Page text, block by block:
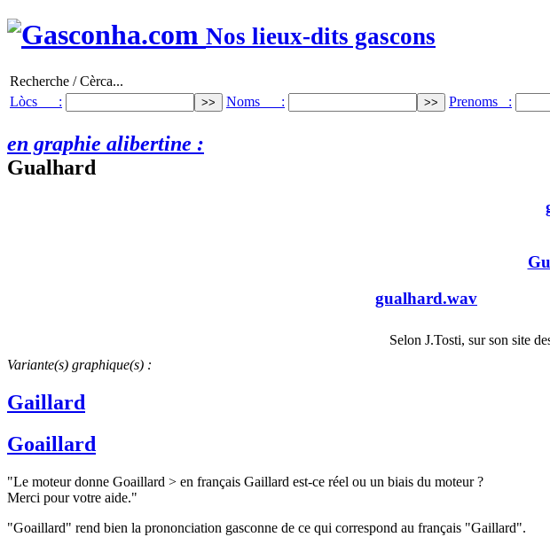
Nos lieux-dits gascons
Recherche / Cèrca...
Lòcs :
Noms : Prenoms :
en graphie alibertine :
Gualhard
gualhard.wav
Selon J.Tosti, sur son site
Variante(s) graphique(s) :
Gaillard
Goaillard
"Le moteur donne Goaillard > en français Gaillard est-ce réel ou un biais du moteur ?
Merci pour votre aide."
"Goaillard" rend bien la prononciation gasconne de ce qui correspond au français "Gaillard".